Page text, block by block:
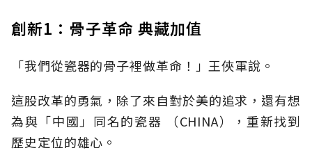
創新1：骨子革命 典藏加值
「我們從瓷器的骨子裡做革命！」王俠軍說。
這股改革的勇氣，除了來自對於美的追求，還有想
為與「中國」同名的瓷器 （CHINA），重新找到
歷史定位的雄心。